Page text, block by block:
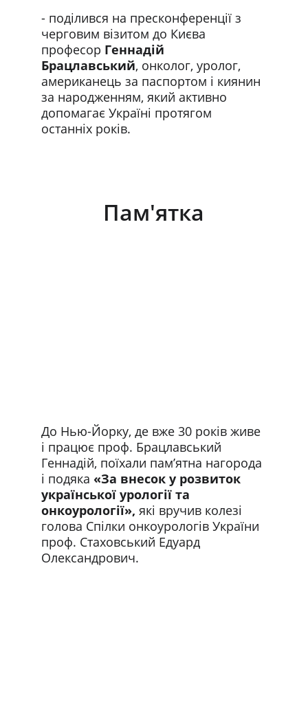
- поділився на пресконференції з
черговим візитом до Києва
професор Геннадій
Брацлавський, онколог, уролог,
американець за паспортом і киянин
за народженням, який активно
допомагає Україні протягом
останніх років.
Пам'ятка
До Нью-Йорку, де вже 30 років живе
і працює проф. Брацлавський
Геннадій, поїхали пам’ятна нагорода
і подяка «За внесок у розвиток
української урології та
онкоурології», які вручив колезі
голова Спілки онкоурологів України
проф. Стаховський Едуард
Олександрович.